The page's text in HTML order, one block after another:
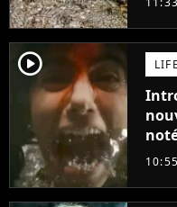
player2
10:55